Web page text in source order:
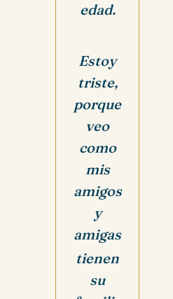
edad.
Estoy
triste,
porque
veo
como
mis
amigos
y
amigas
tienen
su